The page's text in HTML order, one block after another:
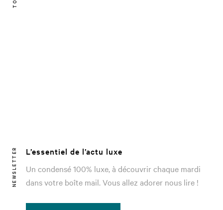
NEWSLETTER
L’essentiel de l’actu luxe
Un condensé 100% luxe, à découvrir chaque mardi
dans votre boîte mail. Vous allez adorer nous lire !